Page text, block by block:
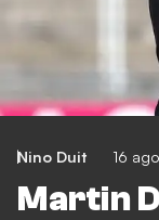
Nino Duit 16
Martin